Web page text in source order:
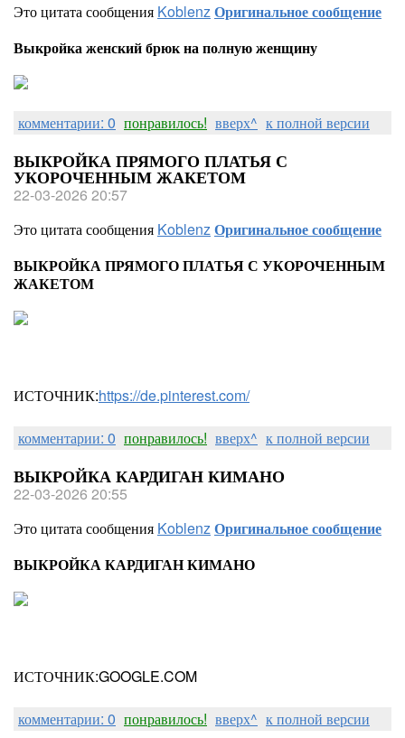
Это цитата сообщения KoblenzОригинальное сообщение
Выкройка женский брюк на полную женщину
комментарии: 0 понравилось! вверх^ к полной версии
ВЫКРОЙКА ПРЯМОГО ПЛАТЬЯ С
УКОРОЧЕННЫМ ЖАКЕТОМ
22-03-2026 20:57
Это цитата сообщения KoblenzОригинальное сообщение
ВЫКРОЙКА ПРЯМОГО ПЛАТЬЯ С УКОРОЧЕННЫМ
ЖАКЕТОМ
ИСТОЧНИК:https://de.pinterest.com/
комментарии: 0 понравилось! вверх^ к полной версии
ВЫКРОЙКА КАРДИГАН КИМАНО
22-03-2026 20:55
Это цитата сообщения KoblenzОригинальное сообщение
ВЫКРОЙКА КАРДИГАН КИМАНО
ИСТОЧНИК:GOOGLE.COM
комментарии: 0 понравилось! вверх^ к полной версии